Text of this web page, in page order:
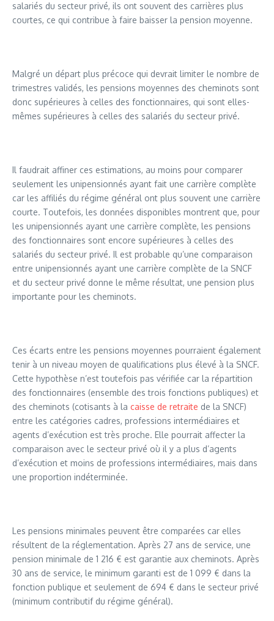
salariés du secteur privé, ils ont souvent des carrières plus
courtes, ce qui contribue à faire baisser la pension moyenne.
Malgré un départ plus précoce qui devrait limiter le nombre de
trimestres validés, les pensions moyennes des cheminots sont
donc supérieures à celles des fonctionnaires, qui sont elles-
mêmes supérieures à celles des salariés du secteur privé.
Il faudrait affiner ces estimations, au moins pour comparer
seulement les unipensionnés ayant fait une carrière complète
car les affiliés du régime général ont plus souvent une carrière
courte. Toutefois, les données disponibles montrent que, pour
les unipensionnés ayant une carrière complète, les pensions
des fonctionnaires sont encore supérieures à celles des
salariés du secteur privé. Il est probable qu’une comparaison
entre unipensionnés ayant une carrière complète de la SNCF
et du secteur privé donne le même résultat, une pension plus
importante pour les cheminots.
Ces écarts entre les pensions moyennes pourraient également
tenir à un niveau moyen de qualifications plus élevé à la SNCF.
Cette hypothèse n’est toutefois pas vérifiée car la répartition
des fonctionnaires (ensemble des trois fonctions publiques) et
des cheminots (cotisants à la caisse de retraite de la SNCF)
entre les catégories cadres, professions intermédiaires et
agents d’exécution est très proche. Elle pourrait affecter la
comparaison avec le secteur privé où il y a plus d’agents
d’exécution et moins de professions intermédiaires, mais dans
une proportion indéterminée.
Les pensions minimales peuvent être comparées car elles
résultent de la réglementation. Après 27 ans de service, une
pension minimale de 1 216 € est garantie aux cheminots. Après
30 ans de service, le minimum garanti est de 1 099 € dans la
fonction publique et seulement de 694 € dans le secteur privé
(minimum contributif du régime général).